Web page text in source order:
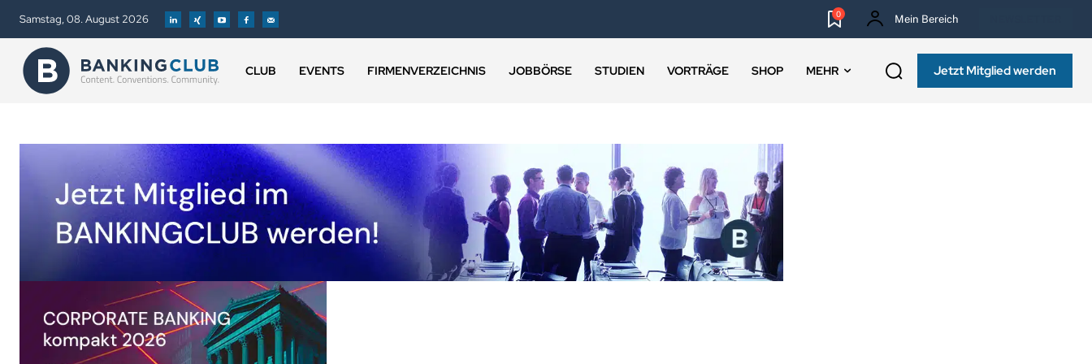
Samstag, 08. August 2026 0 Mein Bereich
CLUB EVENTS FIRMENVERZEICHNIS JOBBÖRSE STUDIEN VORTRÄGE SHOP MEHR Jetzt Mitglied werden